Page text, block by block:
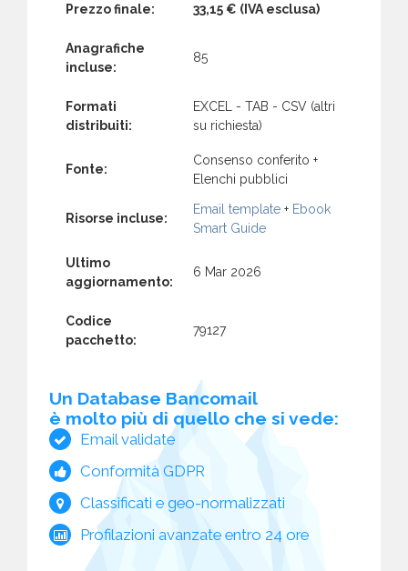
Prezzo finale: 33,15 € (IVA esclusa)
Anagrafiche
incluse:
85
Formati
distribuiti:
EXCEL - TAB - CSV (altri
su richiesta)
Fonte:
Consenso conferito +
Elenchi pubblici
Risorse incluse:
Email template + Ebook
Smart Guide
Ultimo
aggiornamento:
6 Mar 2026
Codice
pacchetto:
79127
Un Database Bancomail
è molto più di quello che si vede:
Email validate
Conformità GDPR
Classificati e geo-normalizzati
Profilazioni avanzate entro 24 ore